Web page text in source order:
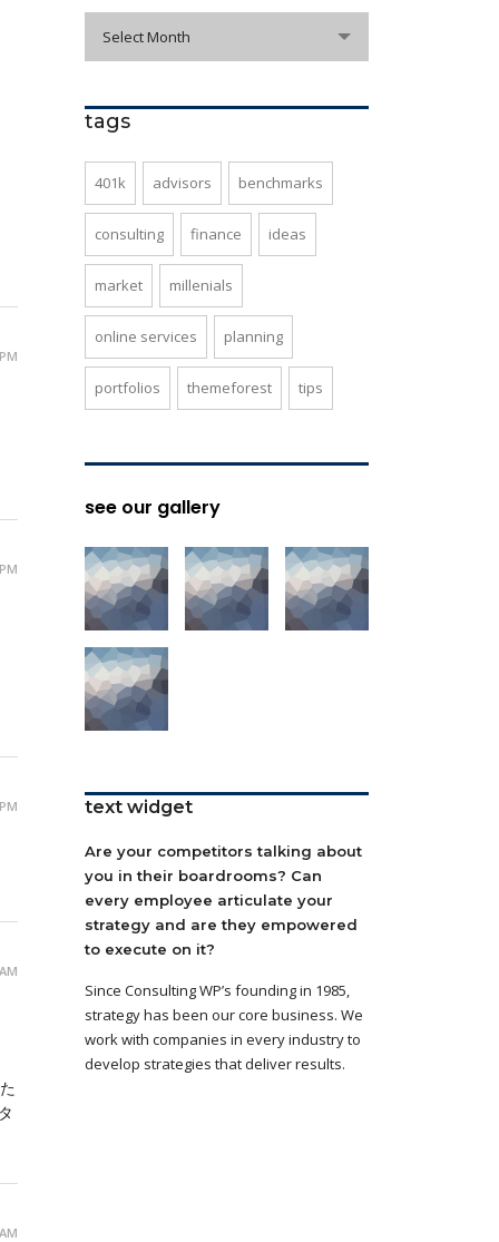
Select Month
tags
401k advisors benchmarks
consulting finance ideas
market millenials
online services planning
portfolios themeforest tips
see our gallery
text widget
Are your competitors talking about
you in their boardrooms? Can
every employee articulate your
strategy and are they empowered
to execute on it?
Since Consulting WP’s founding in 1985,
strategy has been our core business. We
work with companies in every industry to
develop strategies that deliver results.